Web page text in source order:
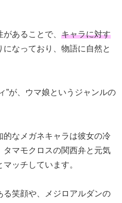
あることで、 キャラに対す
になっており、物語に自然と
”が、ウマ娘というジャンルの
なメガネキャラは彼女の冷
マモクロスの関西弁と元気
ッチしています。
る笑顔や、メジロアルダンの